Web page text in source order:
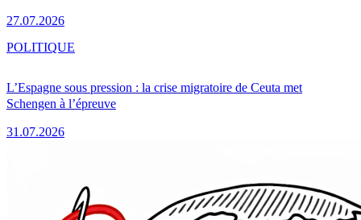
27.07.2026
L’Espagne sous pression : la crise migratoire de Ceuta met
Schengen à l’épreuve
31.07.2026
POLITIQUE